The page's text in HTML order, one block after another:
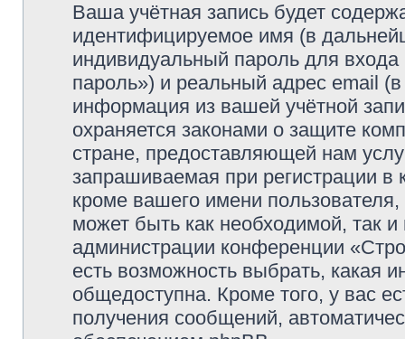
Ваша учётная запись будет
идентифицируемое имя (в
индивидуальный пароль для
пароль») и реальный адрес email
информация из вашей учётной
охраняется законами о защите
стране, предоставляющей нам
запрашиваемая при регистрации
кроме вашего имени
может быть как необходимой, так
администрации конференции
есть возможность выбрать, какая
общедоступна. Кроме того, у вас
получения сообщений,